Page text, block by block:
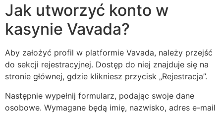
Jak utworzyć konto w
kasynie Vavada?
Aby założyć profil w platformie Vavada, należy przejść
do sekcji rejestracyjnej. Dostęp do niej znajduje się na
stronie głównej, gdzie klikniesz przycisk „Rejestracja”.
Następnie wypełnij formularz, podając swoje dane
osobowe. Wymagane będą imię, nazwisko, adres e-mail